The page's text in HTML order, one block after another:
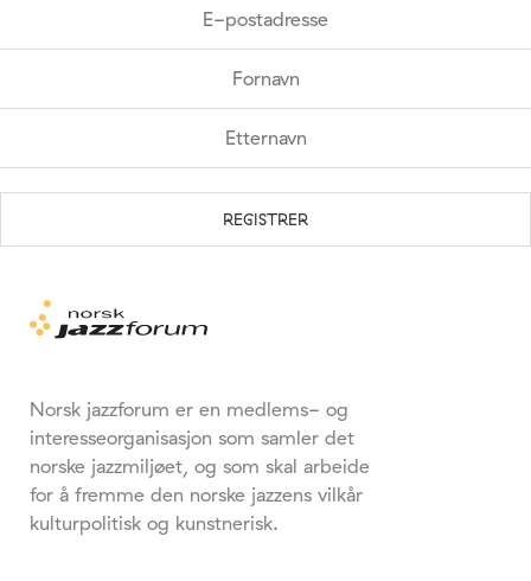
Norsk jazzforum er en medlems- og
interesseorganisasjon som samler det
norske jazzmiljøet, og som skal arbeide
for å fremme den norske jazzens vilkår
kulturpolitisk og kunstnerisk.